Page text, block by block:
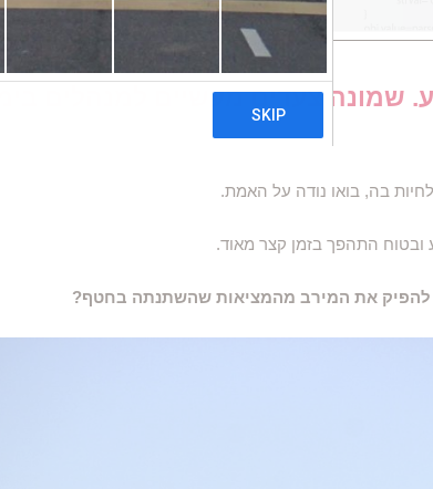
שמונה צעדים מעשיים למנהלים בימי
בה, בואו נודה על האמת.
התהפך בזמן קצר מאוד.
להפיק את המירב מהמציאות שהשתנתה בחטף?